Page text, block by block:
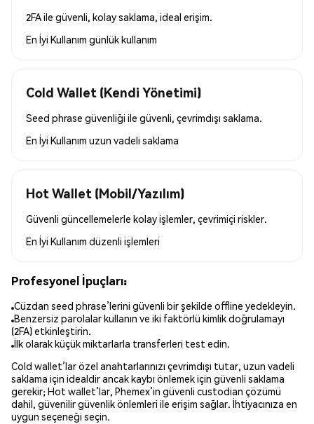
2FA ile güvenli, kolay saklama, ideal erişim.
En İyi Kullanım günlük kullanım
Cold Wallet (Kendi Yönetimi)
Seed phrase güvenliği ile güvenli, çevrimdışı saklama.
En İyi Kullanım uzun vadeli saklama
Hot Wallet (Mobil/Yazılım)
Güvenli güncellemelerle kolay işlemler, çevrimiçi riskler.
En İyi Kullanım düzenli işlemleri
Profesyonel İpuçları:
Cüzdan seed phrase’lerini güvenli bir şekilde offline yedekleyin.
Benzersiz parolalar kullanın ve iki faktörlü kimlik doğrulamayı
(2FA) etkinleştirin.
İlk olarak küçük miktarlarla transferleri test edin.
Cold wallet’lar özel anahtarlarınızı çevrimdışı tutar, uzun vadeli
saklama için idealdir ancak kaybı önlemek için güvenli saklama
gerekir; Hot wallet’lar, Phemex’in güvenli custodian çözümü
dahil, güvenilir güvenlik önlemleri ile erişim sağlar. İhtiyacınıza en
uygun seçeneği seçin.